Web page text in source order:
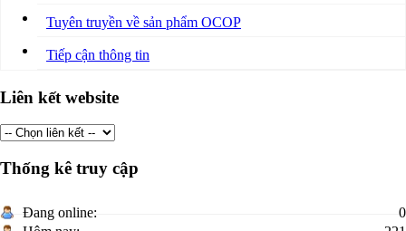
Tuyên truyền về sản phẩm OCOP
Tiếp cận thông tin
Liên kết website
Thống kê truy cập
Đang online:
0